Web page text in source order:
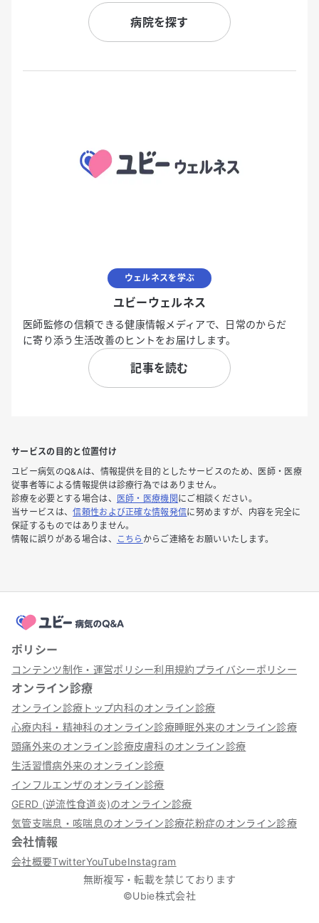
病院を探す
ウェルネスを学ぶ
ユビーウェルネス
医師監修の信頼できる健康情報メディアで、日常のからだ
に寄り添う生活改善のヒントをお届けします。
記事を読む
サービスの目的と位置付け
ユビー病気のQ&Aは、情報提供を目的としたサービスのため、医師・医療
従事者等による情報提供は診療行為ではありません。
診療を必要とする場合は、
医師・医療機関 にご相談ください。
当サービスは、信頼性および正確な情報発信に努めますが、内容を完全に
保証するものではありません。
情報に誤りがある場合は、
こちら からご連絡をお願いいたします。
ポリシー
コンテンツ制作・運営ポリシー利用規約プライバシーポリシー
オンライン診療
オンライン診療トップ内科のオンライン診療
心療内科・精神科のオンライン診療睡眠外来のオンライン診療
頭痛外来のオンライン診療皮膚科のオンライン診療
生活習慣病外来のオンライン診療
インフルエンザのオンライン診療
GERD (逆流性食道炎)のオンライン診療
気管支喘息・咳喘息のオンライン診療花粉症のオンライン診療
会社情報
会社概要TwitterYouTubeInstagram
無断複写・転載を禁じております
©Ubie株式会社